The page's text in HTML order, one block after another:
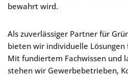
bewahrt wird.
Als zuverlässiger Partner für
bieten wir individuelle
Mit fundiertem Fachwissen und
stehen wir Gewerbebetrieben,